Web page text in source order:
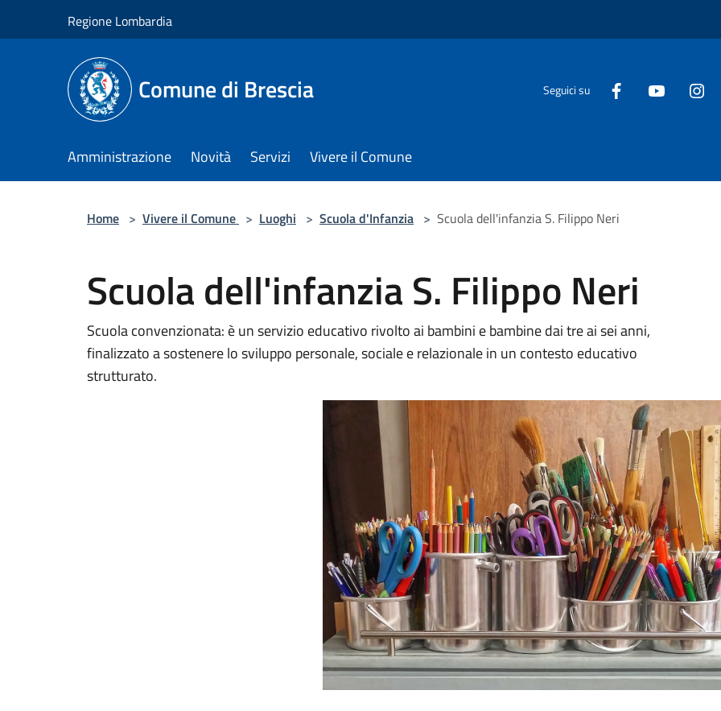
Regione Lombardia
Comune di Brescia Seguici su
Amministrazione Novità Servizi Vivere il Comune
Home > Vivere il Comune > Luoghi > Scuola d'Infanzia > Scuola dell'infanzia S. Filippo Neri
Scuola dell'infanzia S. Filippo Neri
Scuola convenzionata: è un servizio educativo rivolto ai bambini e bambine dai tre ai sei anni,
finalizzato a sostenere lo sviluppo personale, sociale e relazionale in un contesto educativo
strutturato.